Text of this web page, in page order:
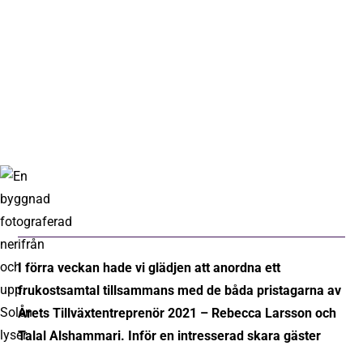
I förra veckan hade vi glädjen att anordna ett
frukostsamtal tillsammans med de båda pristagarna av
Årets Tillväxtentreprenör 2021 – Rebecca Larsson och
Talal Alshammari. Inför en intresserad skara gäster